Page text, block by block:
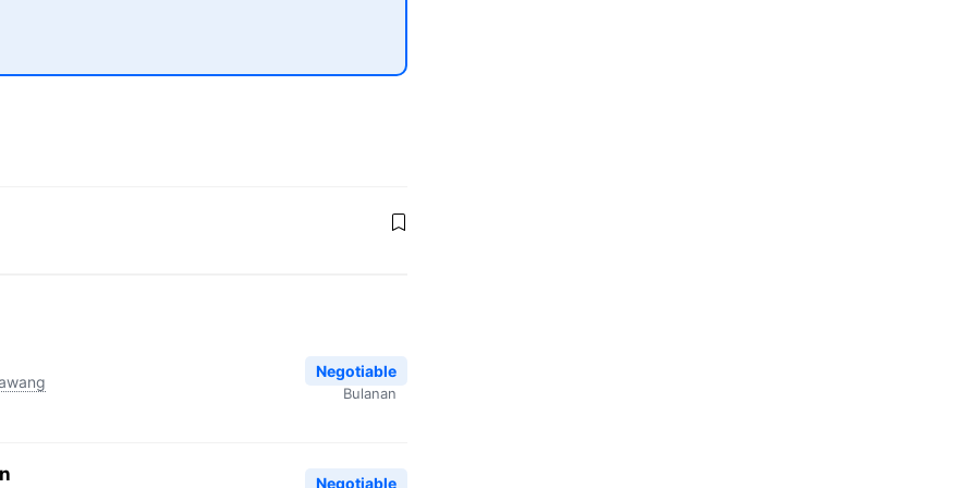
Negotiable
Bulanan
Negotiable